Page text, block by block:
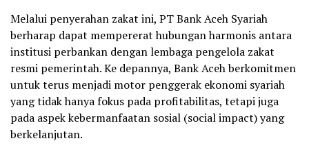
Melalui penyerahan zakat ini, PT Bank Aceh Syariah
berharap dapat mempererat hubungan harmonis antara
institusi perbankan dengan lembaga pengelola zakat
resmi pemerintah. Ke depannya, Bank Aceh berkomitmen
untuk terus menjadi motor penggerak ekonomi syariah
yang tidak hanya fokus pada profitabilitas, tetapi juga
pada aspek kebermanfaatan sosial (social impact) yang
berkelanjutan.